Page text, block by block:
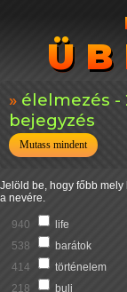
élelmezés -
bejegyzés
Mutass mindent
Jelöld be, hogy főbb
a nevére.
940 life
538
barátok
414
történelem
218
buli